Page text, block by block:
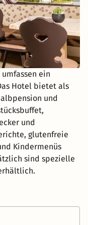
ein
Hotel bietet als
und
und
glutenfreie
Kindermenüs
sind spezielle